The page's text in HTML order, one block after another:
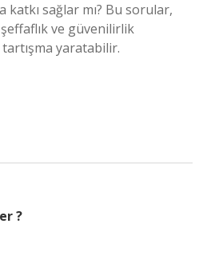
katkı sağlar mı? Bu sorular,
ve güvenilirlik
tartışma yaratabilir.
?